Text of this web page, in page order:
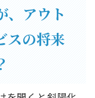
、アウト
スの将来